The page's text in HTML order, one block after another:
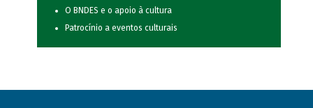
O BNDES e o apoio à cultura
Patrocínio a eventos culturais